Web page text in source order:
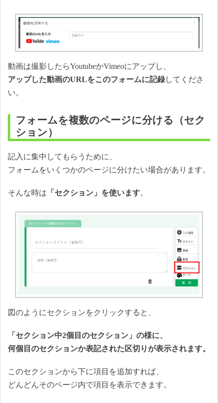
動画は撮影したらYoutubeかVimeoにアップし、
アップした動画のURLをこのフォームに記録してくださ
い。
フォームを複数のページに分ける（セク
ション）
記入に集中してもらうために、
フォームをいくつかのページに分けたい場合があります。
そんな時は 「セクション」を使います。
図のようにセクションをクリックすると、
「セクション中2個目のセクション」の様に、
何個目のセクションか表記された区切りが表示されます。
このセクションから下に項目を追加すれば、
どんどんそのページ内で項目を表示できます。